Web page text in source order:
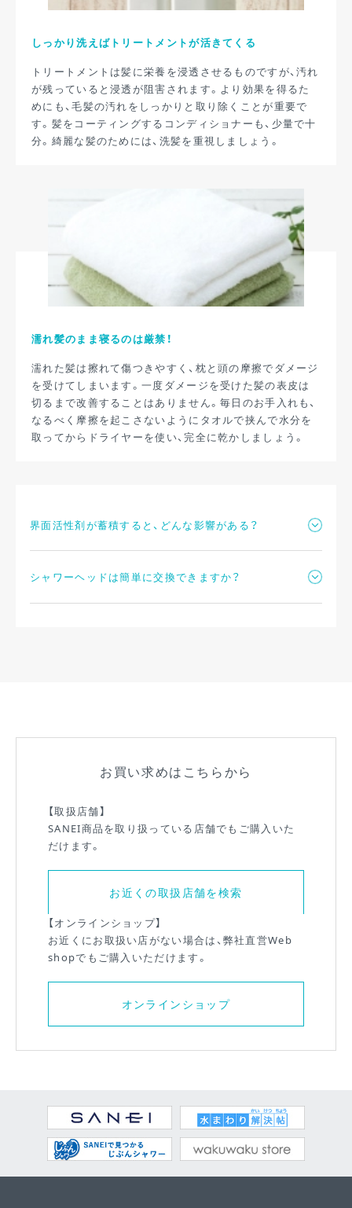
しっかり洗えばトリートメントが活きてくる
トリートメントは髪に栄養を浸透させるものですが、汚れ
が残っていると浸透が阻害されます。より効果を得るた
めにも、毛髪の汚れをしっかりと取り除くことが重要で
す。髪をコーティングするコンディショナーも、少量で十
分。綺麗な髪のためには、洗髪を重視しましょう。
濡れ髪のまま寝るのは厳禁！
濡れた髪は擦れて傷つきやすく、枕と頭の摩擦でダメージ
を受けてしまいます。一度ダメージを受けた髪の表皮は
切るまで改善することはありません。毎日のお手入れも、
なるべく摩擦を起こさないようにタオルで挟んで水分を
取ってからドライヤーを使い、完全に乾かしましょう。
界面活性剤が蓄積すると、どんな影響がある？
シャンプーの主原料「界面活性剤」は日々のすすぎ洗いが
不足すると髪に蓄積します。その影響でコンディショナー
シャワーヘッドは簡単に交換できますか？
お買い求めはこちらから
【取扱店舗】
SANEI商品を取り扱っている店舗でもご購入いた
だけます。
お近くの取扱店舗を検索
【オンラインショップ】
お近くにお取扱い店がない場合は、弊社直営Web
shopでもご購入いただけます。
オンラインショップ